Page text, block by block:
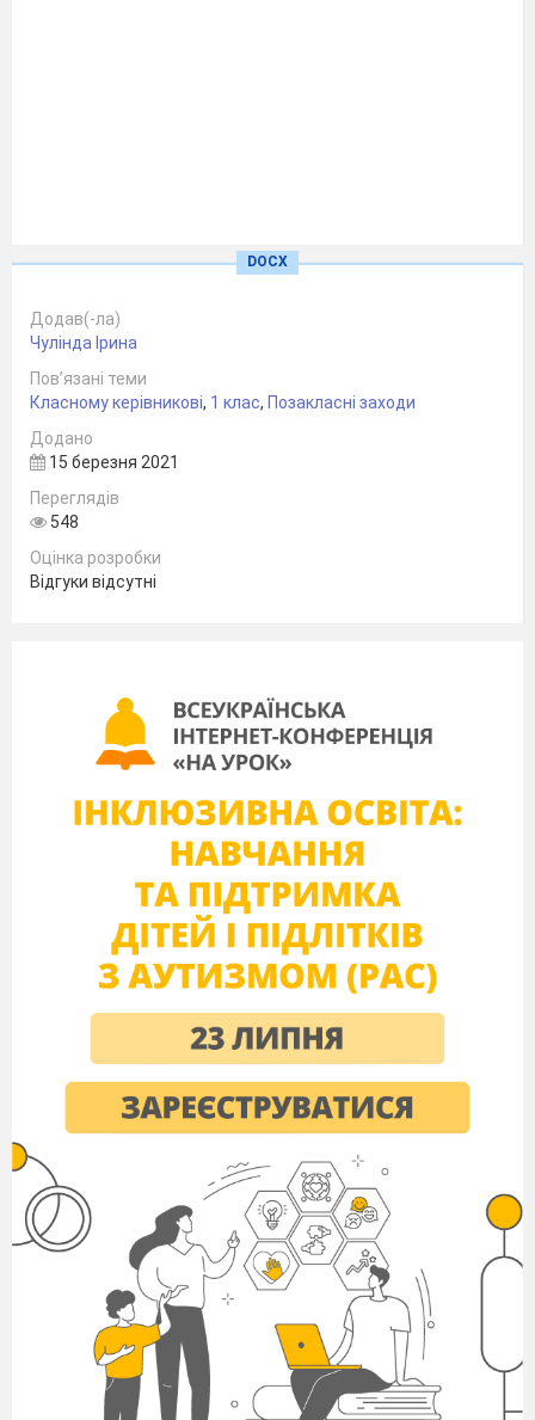
Тема.
Мета.
взаємоповагу у батьків і дітей.
ігор, лопата, сірники.
(Під час Новорічних свят на зимових
канікулах, коли природа вкрита
пухнастою сніговою ковдрою, що
виблискує всіма барвами веселки на
сонечку, діти разом з батьками і
вчителем їдуть до лісу.
Напередодні батьки вибирають
затишну галявину у сосновому лісі, де в
день свята запалять вогнище, а на
маленьких соснах розвісять подарунки.
Дід Мороз та Снігуронька
зустрічатимуть дітей. Колориту святу
додасть образ Баби-Яги, яка
допомагатиме у проведенні свята. Всі
ролі виконують батьки або хтось із
родичів учнів.
Діти з батьками та вчителем
приїжджають до зимового лісу, де вже
горить багаття. Із-за ялинки виходять
Дід Мороз і Снігуронька.)
DOCX
Додав(-ла)
Чулінда Ірина
Пов’язані теми
Класному керівникові, 1 клас, Позакласні заходи
Додано
15 березня 2021
Переглядів
548
Оцінка розробки
Відгуки відсутні